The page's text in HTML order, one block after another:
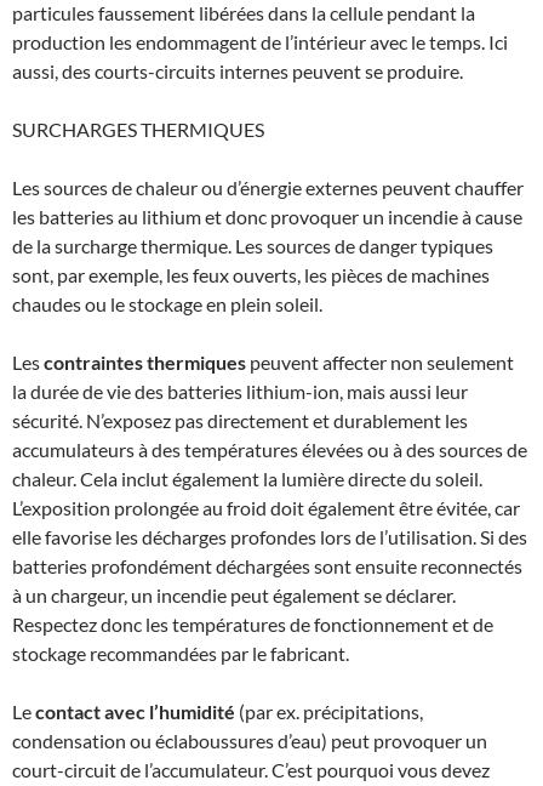
particules faussement libérées dans la cellule pendant la
production les endommagent de l’intérieur avec le temps. Ici
aussi, des courts-circuits internes peuvent se produire.
SURCHARGES THERMIQUES
Les sources de chaleur ou d’énergie externes peuvent chauffer
les batteries au lithium et donc provoquer un incendie à cause
de la surcharge thermique. Les sources de danger typiques
sont, par exemple, les feux ouverts, les pièces de machines
chaudes ou le stockage en plein soleil.
Lescontraintes thermiques peuvent affecter non seulement
la durée de vie des batteries lithium-ion, mais aussi leur
sécurité. N’exposez pas directement et durablement les
accumulateurs à des températures élevées ou à des sources de
chaleur. Cela inclut également la lumière directe du soleil.
L’exposition prolongée au froid doit également être évitée, car
elle favorise les décharges profondes lors de l’utilisation. Si des
batteries profondément déchargées sont ensuite reconnectés
à un chargeur, un incendie peut également se déclarer.
Respectez donc les températures de fonctionnement et de
stockage recommandées par le fabricant.
Lecontact avec l’humidité (par ex. précipitations,
condensation ou éclaboussures d’eau) peut provoquer un
court-circuit de l’accumulateur. C’est pourquoi vous devez